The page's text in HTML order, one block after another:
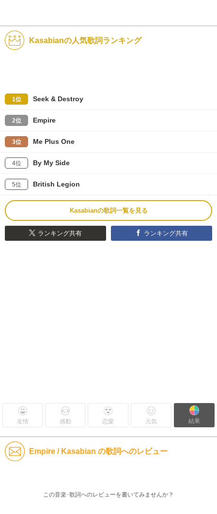
Kasabianの人気歌詞ランキング
1位 Seek & Destroy
2位 Empire
3位 Me Plus One
4位 By My Side
5位 British Legion
Kasabianの歌詞一覧を見る
ランキング共有 ランキング共有
友情 感動 恋愛 元気 結果
Empire / Kasabian の歌詞へのレビュー
この音楽･歌詞へのレビューを書いてみませんか？